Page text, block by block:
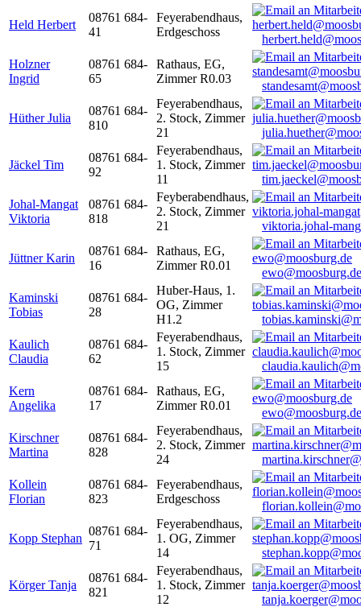
Held Herbert
08761 684-
41
Feyerabendhaus,
Erdgeschoss
Holzner
Ingrid
08761 684-
65
Rathaus, EG,
Zimmer R0.03
Hüther Julia
08761 684-
810
Feyerabendhaus,
2. Stock, Zimmer
21
Jäckel Tim
08761 684-
92
Feyerabendhaus,
1. Stock, Zimmer
11
Johal-Mangat
Viktoria
08761 684-
818
Feyberabendhaus,
2. Stock, Zimmer
21
viktoria.johal-
Jüttner Karin
08761 684-
16
Rathaus, EG,
Zimmer R0.01
ewo@moosburg.de
Kaminski
Tobias
08761 684-
28
Huber-Haus, 1.
OG, Zimmer
H1.2
Kaulich
Claudia
08761 684-
62
Feyerabendhaus,
1. Stock, Zimmer
15
Kern
Angelika
08761 684-
17
Rathaus, EG,
Zimmer R0.01
ewo@moosburg.de
Kirschner
Martina
08761 684-
828
Feyerabendhaus,
2. Stock, Zimmer
24
Kollein
Florian
08761 684-
823
Feyerabendhaus,
Erdgeschoss
Kopp Stephan
08761 684-
71
Feyerabendhaus,
1. OG, Zimmer
14
Körger Tanja
08761 684-
821
Feyerabendhaus,
1. Stock, Zimmer
12